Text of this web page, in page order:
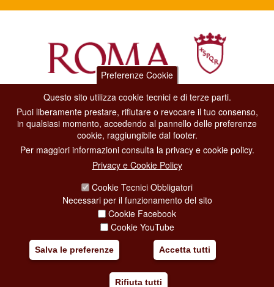
Dipartimento Grandi Eventi, Sport, Turismo e Moda.
Via di San Basilio, 51
00187 Roma
CONTACT CENTER TEL. 06 06 08
CONTATTA LA REDAZIONE
SOCIAL MEDIA POLICY
COPYRIGHT
Preferenze Cookie
Questo sito utilizza cookie tecnici e di terze parti.
Puoi liberamente prestare, rifiutare o revocare il tuo consenso,
in qualsiasi momento, accedendo al pannello delle preferenze
cookie, raggiungibile dal footer.
Per maggiori informazioni consulta la privacy e cookie policy.
Privacy e Cookie Policy
Cookie Tecnici Obbligatori
Necessari per il funzionamento del sito
Cookie Facebook
Cookie YouTube
Salva le preferenze Accetta tutti
Rifiuta tutti